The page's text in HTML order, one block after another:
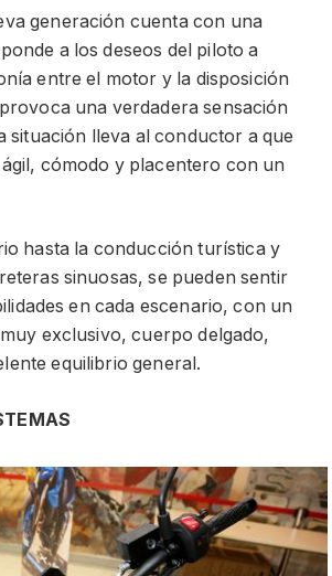
generación cuenta con una
a los deseos del piloto a
entre el motor y la disposición
una verdadera sensación
situación lleva al conductor a que
cómodo y placentero con un
hasta la conducción turística y
sinuosas, se pueden sentir
en cada escenario, con un
exclusivo, cuerpo delgado,
equilibrio general.